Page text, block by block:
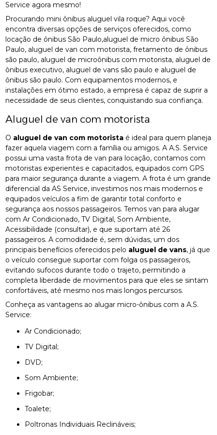
Service agora mesmo!
Procurando mini ônibus aluguel vila roque? Aqui você
encontra diversas opções de serviços oferecidos, como
locação de ônibus São Paulo,aluguel de micro ônibus São
Paulo, aluguel de van com motorista, fretamento de ônibus
são paulo, aluguel de microônibus com motorista, aluguel de
ônibus executivo, aluguel de vans são paulo e aluguel de
ônibus são paulo. Com equipamentos modernos, e
instalações em ótimo estado, a empresa é capaz de suprir a
necessidade de seus clientes, conquistando sua confiança.
Aluguel de van com motorista
O aluguel de van com motorista é ideal para quem planeja
fazer aquela viagem com a família ou amigos. A A.S. Service
possui uma vasta frota de van para locação, contamos com
motoristas experientes e capacitados, equipados com GPS
para maior segurança durante a viagem. A frota é um grande
diferencial da AS Service, investimos nos mais modernos e
equipados veículos a fim de garantir total conforto e
segurança aos nossos passageiros. Temos van para alugar
com Ar Condicionado, TV Digital, Som Ambiente,
Acessibilidade (consultar), e que suportam até 26
passageiros. A comodidade é, sem dúvidas, um dos
principais benefícios oferecidos pelo aluguel de vans, já que
o veículo consegue suportar com folga os passageiros,
evitando sufocos durante todo o trajeto, permitindo a
completa liberdade de movimentos para que eles se sintam
confortáveis, até mesmo nos mais longos percursos.
Conheça as vantagens ao alugar micro-ônibus com a A.S.
Service:
Ar Condicionado;
TV Digital;
DVD;
Som Ambiente;
Frigobar;
Toalete;
Poltronas Individuais Reclináveis;